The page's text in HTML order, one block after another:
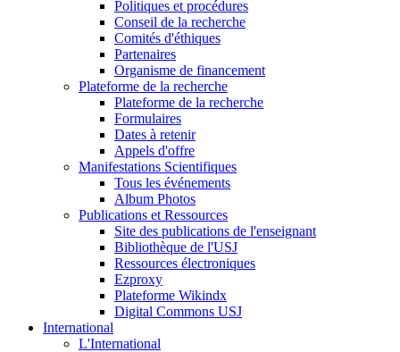
Politiques et procédures
Conseil de la recherche
Comités d'éthiques
Partenaires
Organisme de financement
Plateforme de la recherche
Plateforme de la recherche
Formulaires
Dates à retenir
Appels d'offre
Manifestations Scientifiques
Tous les événements
Album Photos
Publications et Ressources
Site des publications de l'enseignant
Bibliothèque de l'USJ
Ressources électroniques
Ezproxy
Plateforme Wikindx
Digital Commons USJ
International
L'International